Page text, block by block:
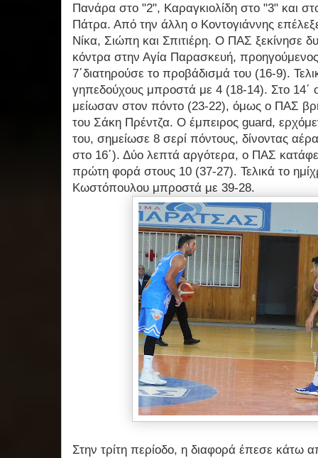
Πανάρα στο "2", Καραγκιολίδη στο "3" και
Πάτρα. Από την άλλη ο Κοντογιάννης
Νίκα, Σιώπη και Σπιτιέρη. Ο ΠΑΣ ξεκίνησε
κόντρα στην Αγία Παρασκευή,
7΄διατηρούσε το προβάδισμά του (16-9).
γηπεδούχους μπροστά με 4 (18-14). Στο 14΄
μείωσαν στον πόντο (23-22), όμως ο ΠΑΣ
του Σάκη Πρέντζα. Ο έμπειρος guard,
του, σημείωσε 8 σερί πόντους, δίνοντας
στο 16΄). Δύο λεπτά αργότερα, ο ΠΑΣ
πρώτη φορά στους 10 (37-27). Τελικά το
Κωστόπουλου μπροστά με 39-28.
Στην τρίτη περίοδο, η διαφορά έπεσε κάτω